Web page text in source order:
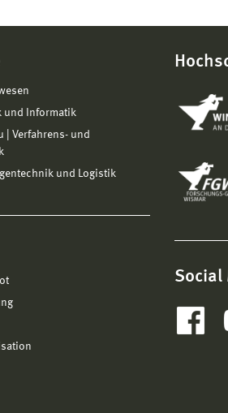
und Informatik
| Verfahrens- und
und Logistik
Social